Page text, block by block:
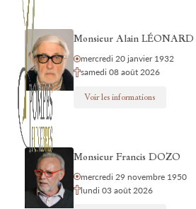
Monsieur Alain LÉONARD
mercredi 20 janvier 1932
samedi 08 août 2026
Voir les informations
Monsieur Francis DOZO
mercredi 29 novembre 1950
lundi 03 août 2026